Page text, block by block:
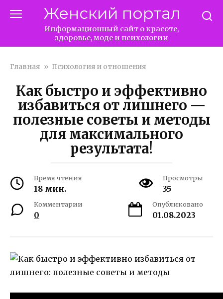
Женский портал
Информационный сайт о красоте,
здоровье, моде и психологии
Главная » Психология и отношения
Как быстро и эффективно
избавиться от лишнего —
полезные советы и методы
для максимального
результата!
Время чтения
18 мин.
Просмотры
35
Комментарии
0
Опубликовано
01.08.2023